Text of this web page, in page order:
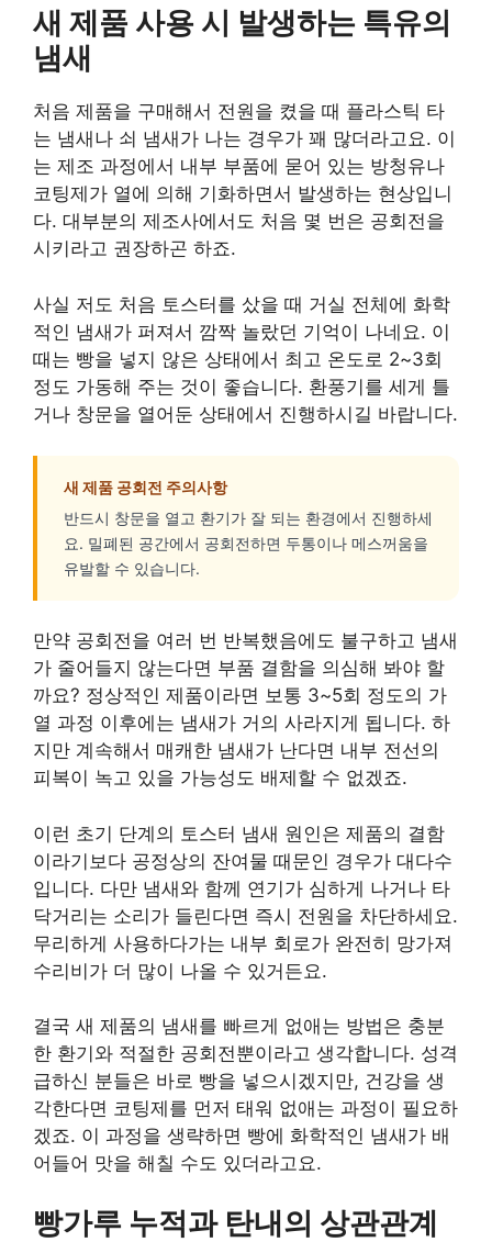
새 제품 사용 시 발생하는 특유의
냄새
처음 제품을 구매해서 전원을 켰을 때 플라스틱 타
는 냄새나 쇠 냄새가 나는 경우가 꽤 많더라고요. 이
는 제조 과정에서 내부 부품에 묻어 있는 방청유나
코팅제가 열에 의해 기화하면서 발생하는 현상입니
다. 대부분의 제조사에서도 처음 몇 번은 공회전을
시키라고 권장하곤 하죠.
사실 저도 처음 토스터를 샀을 때 거실 전체에 화학
적인 냄새가 퍼져서 깜짝 놀랐던 기억이 나네요. 이
때는 빵을 넣지 않은 상태에서 최고 온도로 2~3회
정도 가동해 주는 것이 좋습니다. 환풍기를 세게 틀
거나 창문을 열어둔 상태에서 진행하시길 바랍니다.
새 제품 공회전 주의사항
반드시 창문을 열고 환기가 잘 되는 환경에서 진행하세
요. 밀폐된 공간에서 공회전하면 두통이나 메스꺼움을
유발할 수 있습니다.
만약 공회전을 여러 번 반복했음에도 불구하고 냄새
가 줄어들지 않는다면 부품 결함을 의심해 봐야 할
까요? 정상적인 제품이라면 보통 3~5회 정도의 가
열 과정 이후에는 냄새가 거의 사라지게 됩니다. 하
지만 계속해서 매캐한 냄새가 난다면 내부 전선의
피복이 녹고 있을 가능성도 배제할 수 없겠죠.
이런 초기 단계의 토스터 냄새 원인은 제품의 결함
이라기보다 공정상의 잔여물 때문인 경우가 대다수
입니다. 다만 냄새와 함께 연기가 심하게 나거나 타
닥거리는 소리가 들린다면 즉시 전원을 차단하세요.
무리하게 사용하다가는 내부 회로가 완전히 망가져
수리비가 더 많이 나올 수 있거든요.
결국 새 제품의 냄새를 빠르게 없애는 방법은 충분
한 환기와 적절한 공회전뿐이라고 생각합니다. 성격
급하신 분들은 바로 빵을 넣으시겠지만, 건강을 생
각한다면 코팅제를 먼저 태워 없애는 과정이 필요하
겠죠. 이 과정을 생략하면 빵에 화학적인 냄새가 배
어들어 맛을 해칠 수도 있더라고요.
빵가루 누적과 탄내의 상관관계